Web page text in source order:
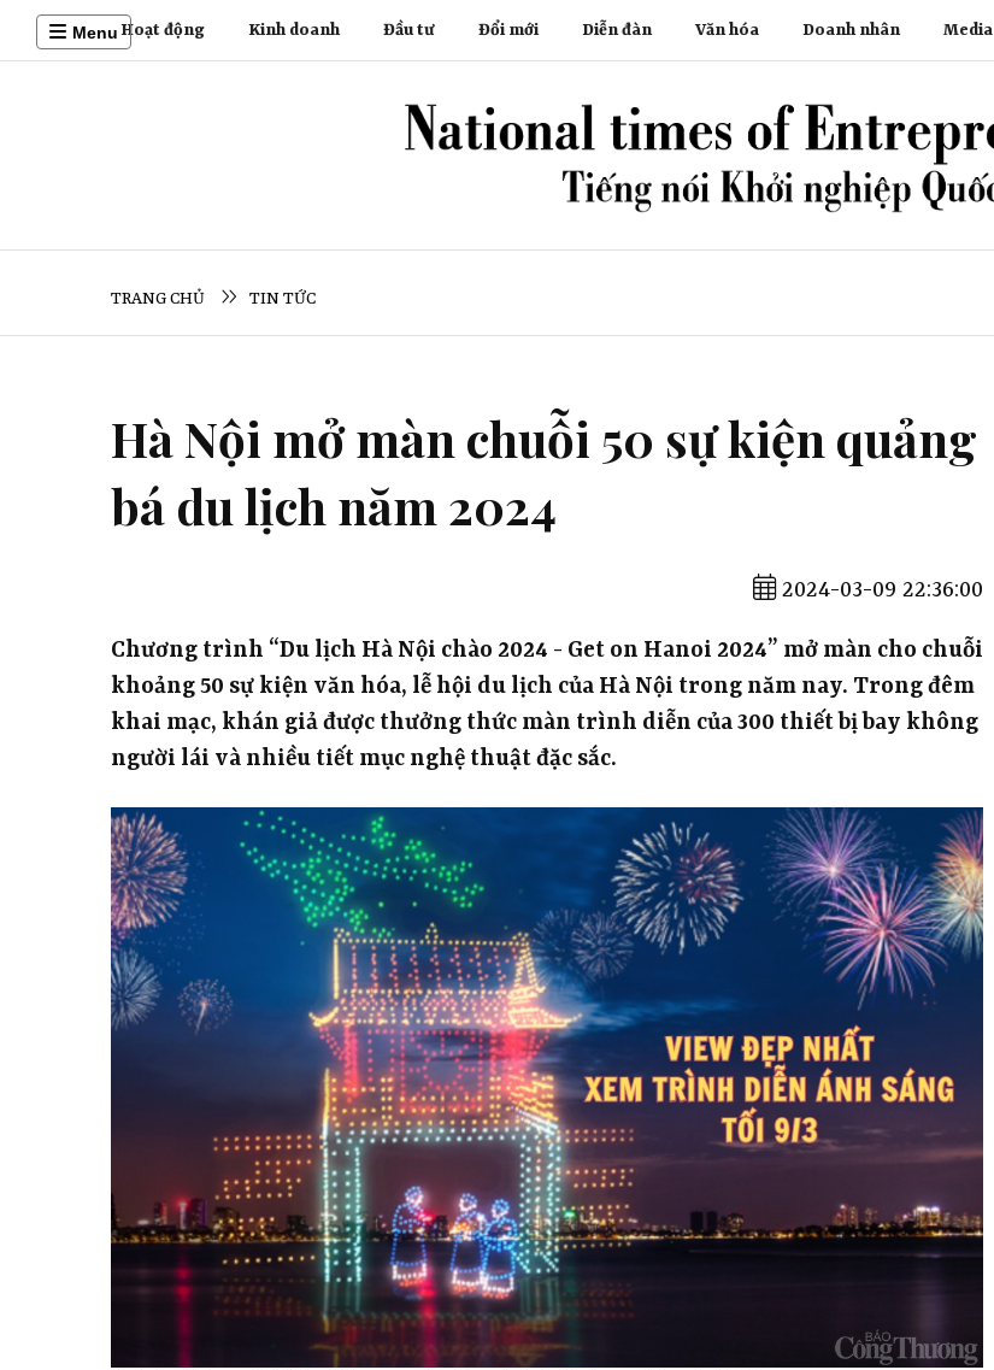
MenuHoạt động Kinh doanh Đầu tư Đổi mới Diễn đàn Văn hóa Doanh nhân Media
TRANG CHỦ TIN TỨC
Hà Nội mở màn chuỗi 50 sự kiện quảng
bá du lịch năm 2024
2024-03-09 22:36:00
Chương trình “Du lịch Hà Nội chào 2024 - Get on Hanoi 2024” mở màn cho chuỗi
khoảng 50 sự kiện văn hóa, lễ hội du lịch của Hà Nội trong năm nay. Trong đêm
khai mạc, khán giả được thưởng thức màn trình diễn của 300 thiết bị bay không
người lái và nhiều tiết mục nghệ thuật đặc sắc.